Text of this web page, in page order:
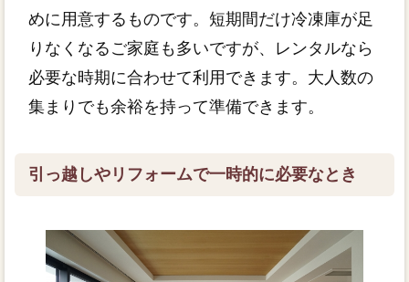
めに用意するものです。短期間だけ冷凍庫が足
りなくなるご家庭も多いですが、レンタルなら
必要な時期に合わせて利用できます。大人数の
集まりでも余裕を持って準備できます。
引っ越しやリフォームで一時的に必要なとき